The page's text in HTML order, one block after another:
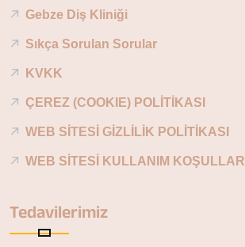
Gebze Diş Kliniği
Sıkça Sorulan Sorular
KVKK
ÇEREZ (COOKIE) POLİTİKASI
WEB SİTESİ GİZLİLİK POLİTİKASI
WEB SİTESİ KULLANIM KOŞULLARI
Tedavilerimiz